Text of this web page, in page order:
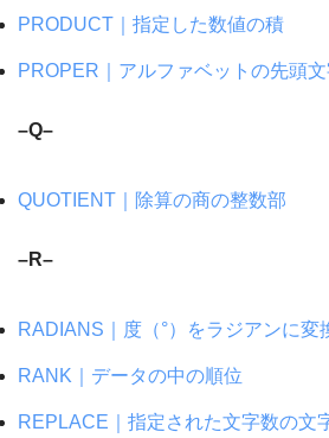
PRODUCT｜指定した数値の積
PROPER｜アルファベットの先頭
–Q–
QUOTIENT｜除算の商の整数部
–R–
RADIANS｜度（°）をラジアンに変
RANK｜データの中の順位
REPLACE｜指定された文字数の文